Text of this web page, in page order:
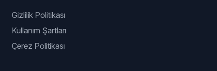
Gizlilik Politikası
Kullanım Şartları
Çerez Politikası